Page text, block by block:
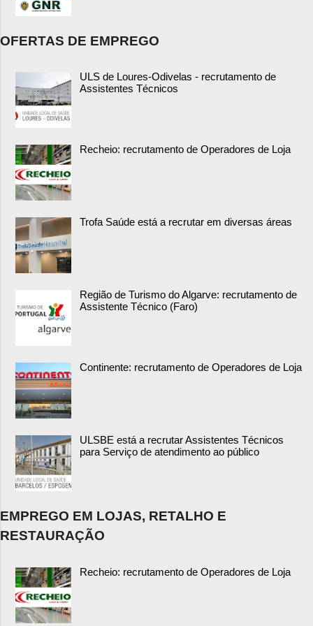
OFERTAS DE EMPREGO
ULS de Loures-Odivelas - recrutamento de
Assistentes Técnicos
Recheio: recrutamento de Operadores de Loja
Trofa Saúde está a recrutar em diversas áreas
Região de Turismo do Algarve: recrutamento de
Assistente Técnico (Faro)
Continente: recrutamento de Operadores de Loja
ULSBE está a recrutar Assistentes Técnicos
para Serviço de atendimento ao público
EMPREGO EM LOJAS, RETALHO E
RESTAURAÇÃO
Recheio: recrutamento de Operadores de Loja